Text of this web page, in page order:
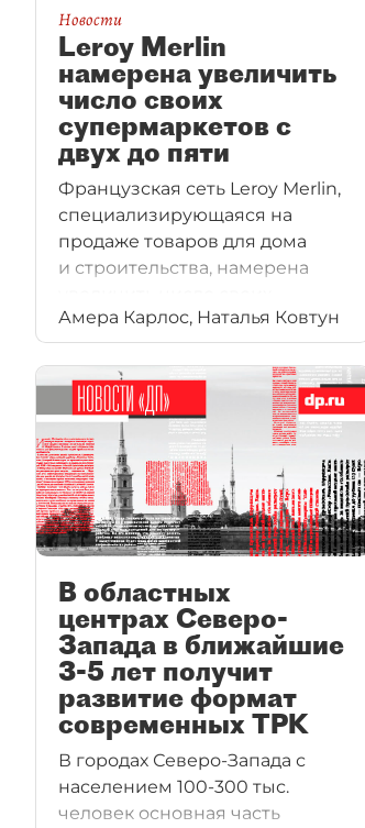
постановления о штрафах
отменены.
Новости
Leroy Merlin
намерена увеличить
число своих
супермаркетов с
двух до пяти
Французская сеть Leroy Merlin,
специализирующаяся на
продаже товаров для дома
и строительства, намерена
магазинов в Петербурге с двух
до пяти. Развивать бизнес сеть
планируется в сотрудничестве
с гипермаркетами "О'кей".
Амера Карлос, Наталья Ковтун
В областных
центрах Северо-
Запада в ближайшие
3-5 лет получит
развитие формат
современных ТРК
В городах Северо-Запада с
населением 100-300 тыс.
человек основная часть